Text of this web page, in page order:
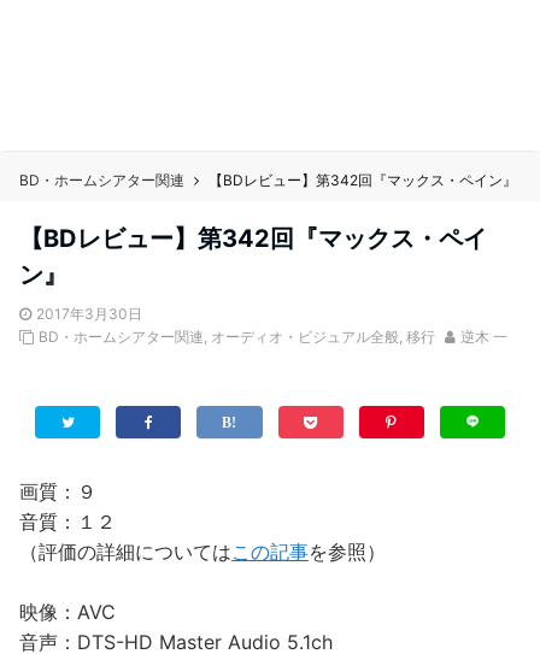
BD・ホームシアター関連 【BDレビュー】第342回『マックス・ペイン』
【BDレビュー】第342回『マックス・ペイ
ン』
2017年3月30日
BD・ホームシアター関連, オーディオ・ビジュアル全般, 移行 逆木 一
画質：９
音質：１２
（評価の詳細についてはこの記事を参照）
映像：AVC
音声：DTS-HD Master Audio 5.1ch